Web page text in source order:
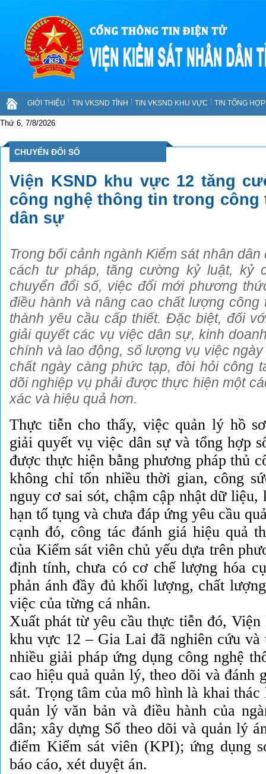
GIỚI THIỆU TIN VKSND TỈNH TIN VKSND KHU VỰC TIN TỔNG
Thứ 6, 7/8/2026
CHUYỂN ĐỔI SỐ
Viện KSND khu vực 12 tăng
công nghệ thông tin trong công
dân sự
Trong bối cảnh ngành Kiểm sát nhân
cách tư pháp, tăng cường kỷ luật, kỷ
chuyển đổi số, việc đổi mới phương
điều hành và nâng cao chất lượng công
thành yêu cầu cấp thiết. Đặc biệt, đối
giải quyết các vụ việc dân sự, kinh
chính và lao động, số lượng vụ việc
chất ngày càng phức tạp, đòi hỏi công
dõi nghiệp vụ phải được thực hiện một
xác và hiệu quả hơn.
Thực tiễn cho thấy, việc quản lý hồ
giải quyết vụ việc dânsựvà tổng hợp
được thực hiện bằng phương pháp thủ
không chỉ tốn nhiều thời gian, công
nguy cơ sai sót, chậm cập nhật dữ liệu,
hạn tố tụng và chưa đáp ứng yêu cầu
cạnh đó, công tác đánh giá hiệu quả
của Kiểm sát viên chủ yếu dựa trên
định tính, chưa có cơ chế lượng hóa
phản ánh đầy đủ khối lượng, chất
việc của từng cá nhân.
Xuất phát từ yêu cầu thực tiễn đó, Viện
khu vực 12 – Gia Lai đã nghiên cứu và
nhiều giải pháp ứng dụng công nghệ
cao hiệu quả quản lý, theo dõi và đánh
sát. Trọng tâm của mô hình là khai thác
quản lý văn bản và điều hành của
dân; xây dựng Sổ theo dõi và quản lý
điểm Kiểm sát viên (KPI); ứng dụng
báo cáo, xét duyệt án.